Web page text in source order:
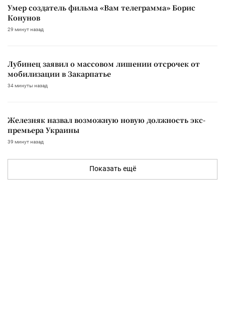
Умер создатель фильма «Вам телеграмма» Борис
Конунов
29 минут назад
Лубинец заявил о массовом лишении отсрочек от
мобилизации в Закарпатье
34 минуты назад
Железняк назвал возможную новую должность экс-
премьера Украины
39 минут назад
Показать ещё